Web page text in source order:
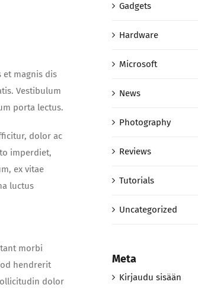
et magnis dis
Vestibulum
porta lectus.
dolor ac
imperdiet,
ex vitae
luctus
morbi
hendrerit
dolor
Gadgets
Hardware
Microsoft
News
Photography
Reviews
Tutorials
Uncategorized
Meta
Kirjaudu sisään